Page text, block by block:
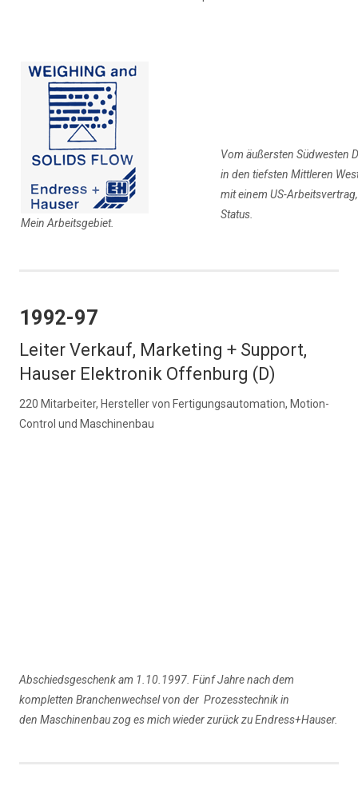
Mein Arbeitsgebiet.
Vom äußersten Südwesten
in den tiefsten Mittleren
mit einem US-
Status.
1992-97
Leiter Verkauf, Marketing + Support,
Hauser Elektronik Offenburg (D)
220 Mitarbeiter, Hersteller von Fertigungsautomation, Motion-
Control und Maschinenbau
Abschiedsgeschenk am 1.10.1997. Fünf Jahre nach dem
kompletten Branchenwechsel von der Prozesstechnik in
den Maschinenbau zog es mich wieder zurück zu Endress+Hauser.